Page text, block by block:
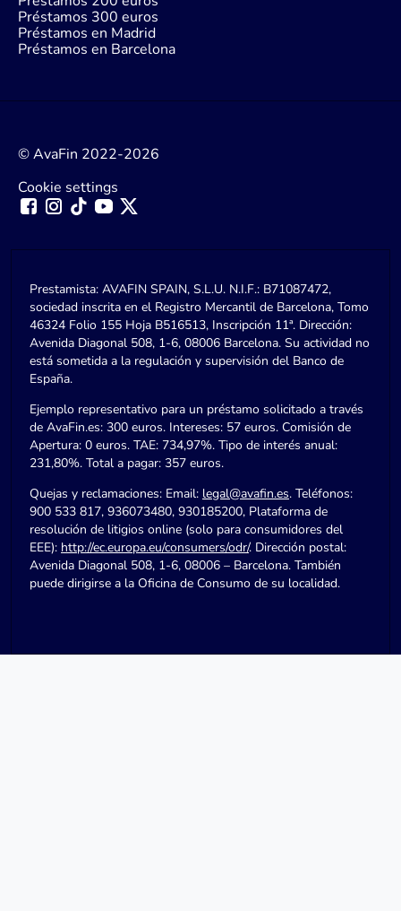
Préstamos 300 euros
Préstamos en Madrid
Préstamos en Barcelona
© AvaFin 2022-2026
Cookie settings
Prestamista: AVAFIN SPAIN, S.L.U. N.I.F.: B71087472,
sociedad inscrita en el Registro Mercantil de Barcelona, Tomo
46324 Folio 155 Hoja B516513, Inscripción 11ª. Dirección:
Avenida Diagonal 508, 1-6, 08006 Barcelona. Su actividad no
está sometida a la regulación y supervisión del Banco de
España.
Ejemplo representativo para un préstamo solicitado a través
de AvaFin.es: 300 euros. Intereses: 57 euros. Comisión de
Apertura: 0 euros. TAE: 734,97%. Tipo de interés anual:
231,80%. Total a pagar: 357 euros.
Quejas y reclamaciones: Email: legal@avafin.es. Teléfonos:
900 533 817, 936073480, 930185200, Plataforma de
resolución de litigios online (solo para consumidores del
EEE): http://ec.europa.eu/consumers/odr/. Dirección postal:
Avenida Diagonal 508, 1-6, 08006 – Barcelona. También
puede dirigirse a la Oficina de Consumo de su localidad.